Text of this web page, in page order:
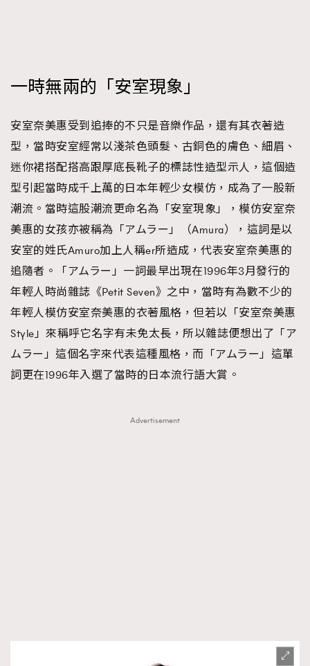
一時無兩的「安室現象」
安室奈美惠受到追捧的不只是音樂作品，還有其衣著造
型，當時安室經常以淺茶色頭髮、古銅色的膚色、細眉、
迷你裙搭配搭高跟厚底長靴子的標誌性造型示人，這個造
型引起當時成千上萬的日本年輕少女模仿，成為了一股新
潮流。當時這股潮流更命名為「安室現象」，模仿安室奈
美惠的女孩亦被稱為「アムラー」（Amura），這詞是以
安室的姓氏Amuro加上人稱er所造成，代表安室奈美惠的
追隨者。「アムラー」一詞最早出現在1996年3月發行的
年輕人時尚雜誌《Petit Seven》之中，當時有為數不少的
年輕人模仿安室奈美惠的衣著風格，但若以「安室奈美惠
Style」來稱呼它名字有未免太長，所以雜誌便想出了「ア
ムラー」這個名字來代表這種風格，而「アムラー」這單
詞更在1996年入選了當時的日本流行語大賞。
Advertisement